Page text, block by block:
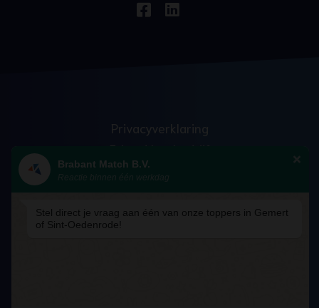
Privacyverklaring
Erkend leerbedrijf
Anti discriminatie
Veelgestelde vragen
Blog
Brabant Match B.V.
Stel direct je vraag aan één van onze toppers in Gemert
of Sint-Oedenrode!